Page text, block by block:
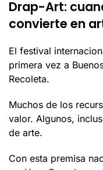
Drap-Art:
convierte en
El festival
primera vez a
Recoleta.
Muchos de los
valor. Algunos,
de arte.
Con esta premisa